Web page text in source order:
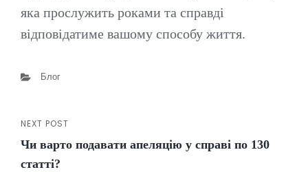
яка прослужить роками та справді
відповідатиме вашому способу життя.
Categories
Блог
Навігація
записів
Next
Post
NEXT POST
Чи варто подавати апеляцію у справі по 130
статті?